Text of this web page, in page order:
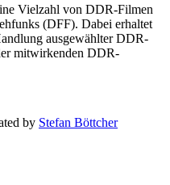
Vielzahl von DDR-Filmen
(DFF). Dabei erhaltet
ausgewählter DDR-
mitwirkenden DDR-
by Stefan Böttcher